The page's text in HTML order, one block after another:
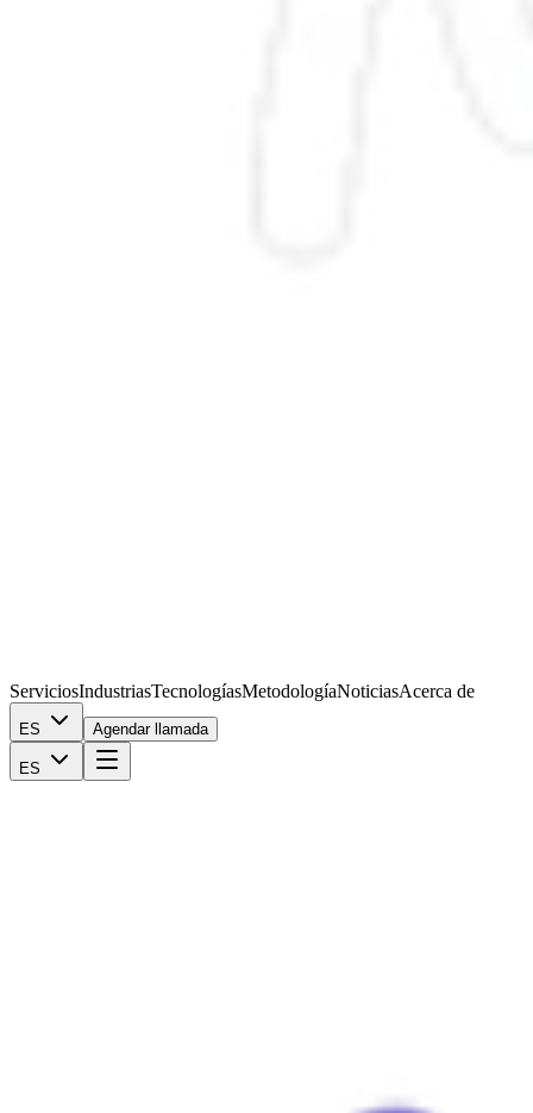
ServiciosIndustriasTecnologíasMetodologíaNoticiasAcerca de
ES Agendar llamada
ES